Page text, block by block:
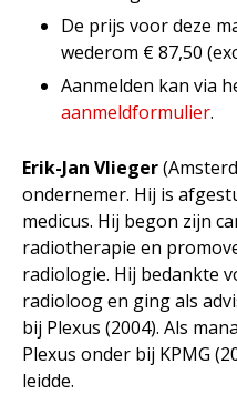
De prijs voor deze
wederom € 87,50
Aanmelden kan via
aanmeldformulier.
Erik-Jan Vlieger
ondernemer. Hij is
medicus. Hij begon zijn
radiotherapie en
radiologie. Hij bedankte
radioloog en ging als
bij Plexus (2004). Als
Plexus onder bij KPMG
leidde.